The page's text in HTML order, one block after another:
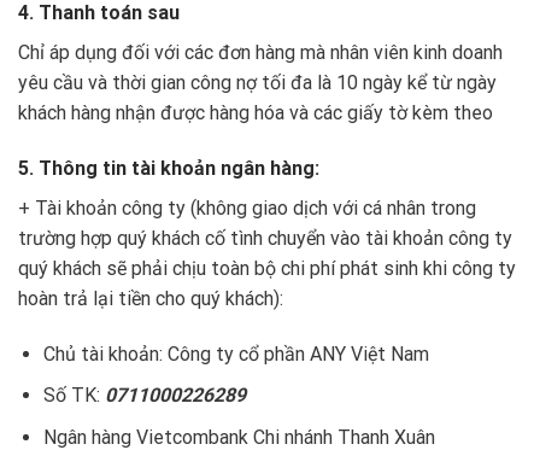
4. Thanh toán sau
Chỉ áp dụng đối với các đơn hàng mà nhân viên kinh doanh
yêu cầu và thời gian công nợ tối đa là 10 ngày kể từ ngày
khách hàng nhận được hàng hóa và các giấy tờ kèm theo
5. Thông tin tài khoản ngân hàng:
+ Tài khoản công ty (không giao dịch với cá nhân trong
trường hợp quý khách cố tình chuyển vào tài khoản công ty
quý khách sẽ phải chịu toàn bộ chi phí phát sinh khi công ty
hoàn trả lại tiền cho quý khách):
Chủ tài khoản: Công ty cổ phần ANY Việt Nam
Số TK: 0711000226289
Ngân hàng Vietcombank Chi nhánh Thanh Xuân